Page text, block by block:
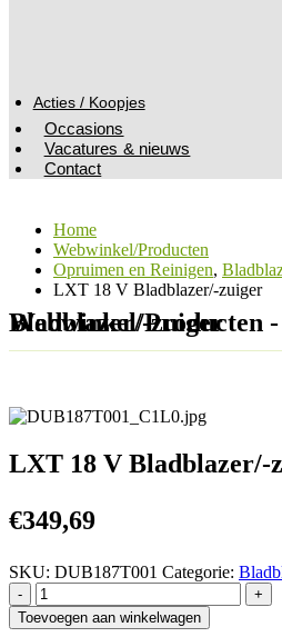
Acties / Koopjes
Occasions
Vacatures & nieuws
Contact
Home
Webwinkel/Producten
Opruimen en Reinigen,
LXT 18 V Bladblazer/-zuiger
Webwinkel/Producten - LXT 18 V Bladblazer/-zuiger
LXT 18 V Bladblazer/-
€349,69
SKU: DUB187T001 Categorie:
-
+
Toevoegen aan winkelwagen